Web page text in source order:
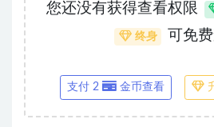
您还没有获得查看权限
终身 可免
支付 2 金币查看